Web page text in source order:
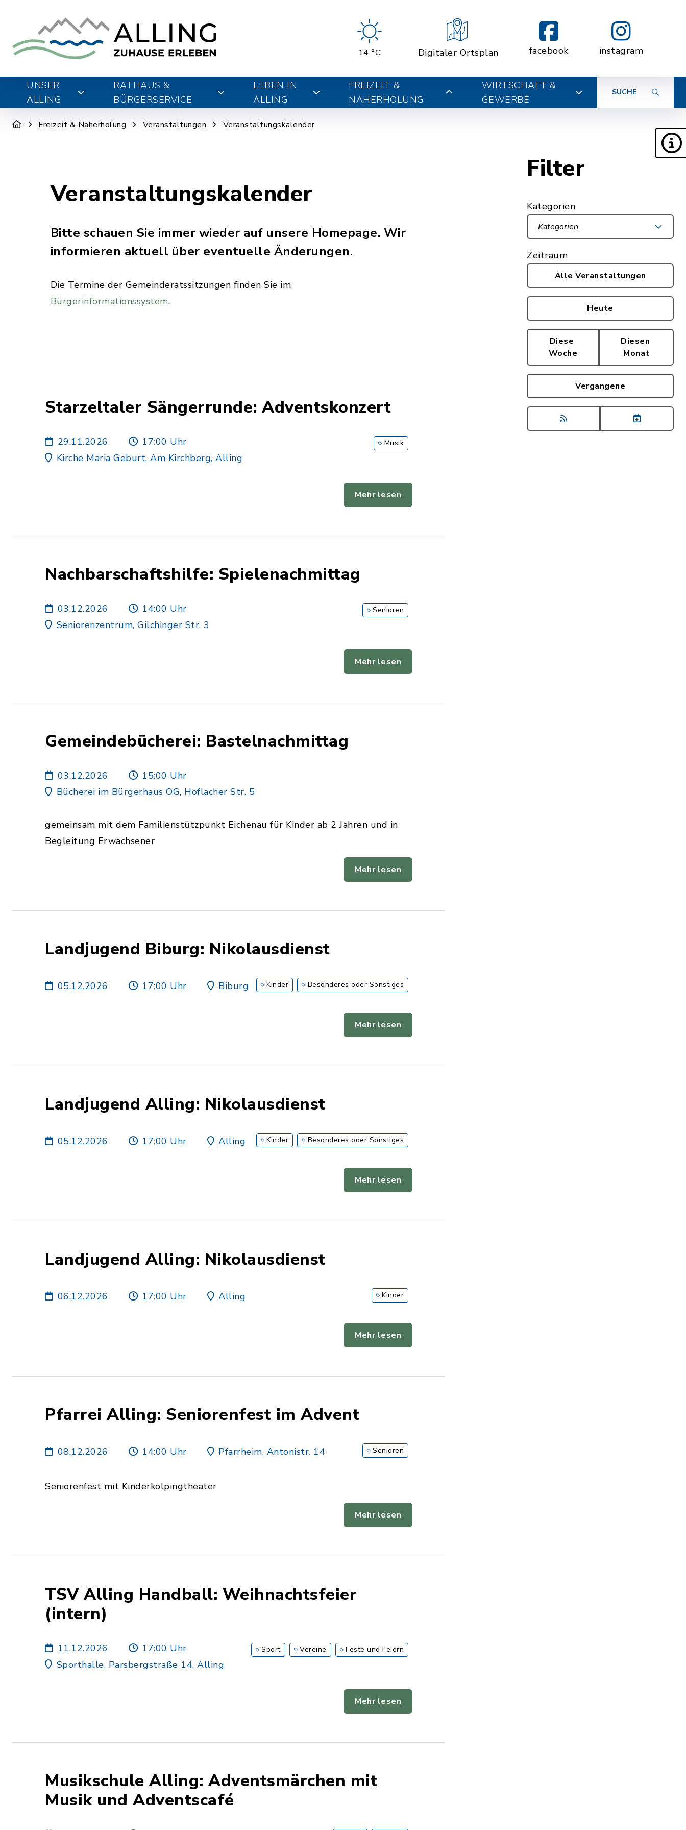
14 °C Digitaler Ortsplan facebook instagram
UNSER
ALLING
RATHAUS &
BÜRGERSERVICE
LEBEN IN
ALLING
FREIZEIT &
NAHERHOLUNG
WIRTSCHAFT &
GEWERBE
SUCHE
Freizeit & Naherholung Veranstaltungen Veranstaltungskalender
Veranstaltungskalender
Bitte schauen Sie immer wieder auf unsere Homepage. Wir
informieren aktuell über eventuelle Änderungen.
Die Termine der Gemeinderatssitzungen finden Sie im
Bürgerinformationssystem.
Starzeltaler Sängerrunde: Adventskonzert
29.11.2026
17:00 Uhr
Kirche Maria Geburt, Am Kirchberg, Alling
Musik
Mehr lesen
Nachbarschaftshilfe: Spielenachmittag
03.12.2026
14:00 Uhr
Seniorenzentrum, Gilchinger Str. 3
Senioren
Mehr lesen
Gemeindebücherei: Bastelnachmittag
03.12.2026
15:00 Uhr
Bücherei im Bürgerhaus OG, Hoflacher Str. 5
gemeinsam mit dem Familienstützpunkt Eichenau für Kinder ab 2 Jahren und in
Begleitung Erwachsener
Mehr lesen
Landjugend Biburg: Nikolausdienst
05.12.2026 17:00 Uhr Biburg Kinder Besonderes oder Sonstiges
Mehr lesen
Landjugend Alling: Nikolausdienst
05.12.2026 17:00 Uhr Alling Kinder Besonderes oder Sonstiges
Mehr lesen
Landjugend Alling: Nikolausdienst
06.12.2026 17:00 Uhr Alling Kinder
Mehr lesen
Pfarrei Alling: Seniorenfest im Advent
08.12.2026 14:00 Uhr Pfarrheim, Antonistr. 14 Senioren
Seniorenfest mit Kinderkolpingtheater
Mehr lesen
TSV Alling Handball: Weihnachtsfeier
(intern)
11.12.2026
17:00 Uhr
Sporthalle, Parsbergstraße 14, Alling
Sport Vereine Feste und Feiern
Mehr lesen
Musikschule Alling: Adventsmärchen mit
Musik und Adventscafé
Filter
Kategorien
Kategorien
Zeitraum
Alle Veranstaltungen
Heute
Diese
Woche
Diesen
Monat
Vergangene